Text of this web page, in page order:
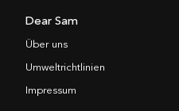
Dear Sam
Über uns
Umweltrichtlinien
Impressum